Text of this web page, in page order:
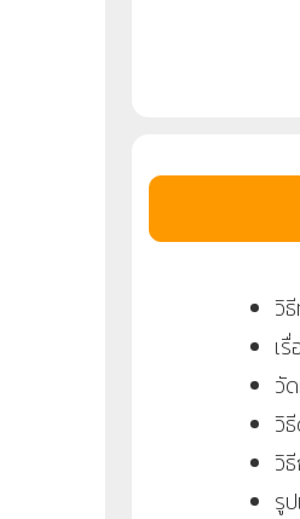
วิ
เ
วั
วิ
วิ
รู